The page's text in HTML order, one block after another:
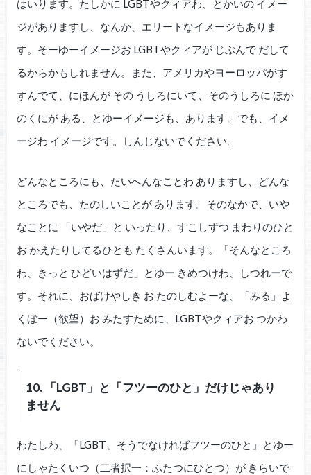
はいります。たしかに LGBTやクィアわ、とかいの イメー
ジがありますし、なんか、エリートなイメージもありま
す。そーゆーイメージお LGBTやクィアが じぶんで だして
るからかもしれません。また、アメリカやヨーロッパがす
すんでて、にほんが その うしろにいて、そのうしろに ほか
のくにが ある、とゆーイメージも、あります。でも、イメ
ージわ イメージです。しんじないでください。
どんなところにも、たいへんなことわ ありますし、どんな
ところでも、たのしいことが あります。そのなかで、いや
なことに 「いやだ」と いったり、すこしずつ まわりのひと
お かえたりしてるひとも たくさんいます。「そんなところ
わ、きっと ひどいはずだ」とゆー きめつけわ、しつれーで
す。それに、おばけやしき お たのしむよーな、「みる」よ
くぼー（欲望）お みたすために、LGBTやクィアお つかわ
ないでください。
10. 「LGBT」と「フツーのひと」だけじゃあり
ません
わたしわ、「LGBT、そうでなければフツーのひと」とゆー
にしゃたくいつ（二者択一：ふたつにひとつ）が きらいで